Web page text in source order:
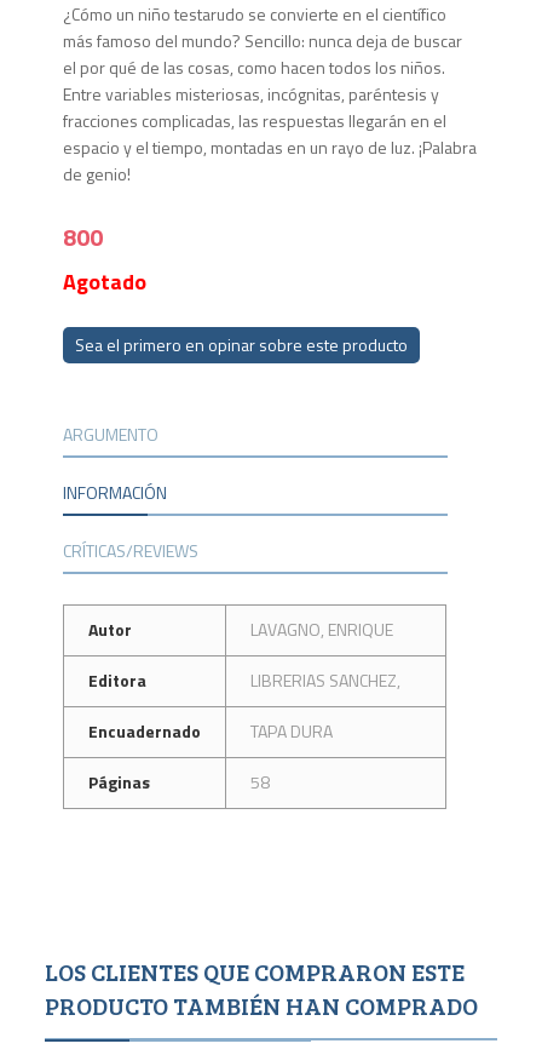
¿Cómo un niño testarudo se convierte en el científico
más famoso del mundo? Sencillo: nunca deja de buscar
el por qué de las cosas, como hacen todos los niños.
Entre variables misteriosas, incógnitas, paréntesis y
fracciones complicadas, las respuestas llegarán en el
espacio y el tiempo, montadas en un rayo de luz. ¡Palabra
de genio!
800
Agotado
Sea el primero en opinar sobre este producto
ARGUMENTO
INFORMACIÓN
CRÍTICAS/REVIEWS
Autor
LAVAGNO, ENRIQUE
Editora
LIBRERIAS SANCHEZ,
Encuadernado
TAPA DURA
Páginas
58
LOS CLIENTES QUE COMPRARON ESTE
PRODUCTO TAMBIÉN HAN COMPRADO